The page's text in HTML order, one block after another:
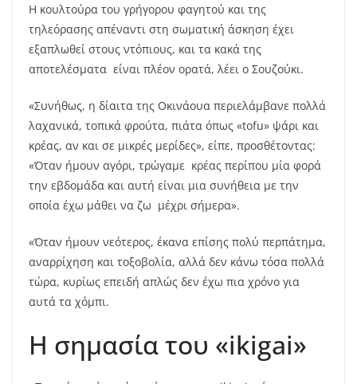
Η κουλτούρα του γρήγορου φαγητού και της
τηλεόρασης απέναντι στη σωματική άσκηση έχει
εξαπλωθεί στους ντόπιους, και τα κακά της
αποτελέσματα είναι πλέον ορατά, λέει ο Σουζούκι.
«Συνήθως, η δίαιτα της Οκινάουα περιελάμβανε πολλά
λαχανικά, τοπικά φρούτα, πιάτα όπως «tofu» ψάρι και
κρέας, αν και σε μικρές μερίδες», είπε, προσθέτοντας:
«Όταν ήμουν αγόρι, τρώγαμε κρέας περίπου μία φορά
την εβδομάδα και αυτή είναι μια συνήθεια με την
οποία έχω μάθει να ζω μέχρι σήμερα».
«Όταν ήμουν νεότερος, έκανα επίσης πολύ περπάτημα,
αναρρίχηση και τοξοβολία, αλλά δεν κάνω τόσα πολλά
τώρα, κυρίως επειδή απλώς δεν έχω πια χρόνο για
αυτά τα χόμπι.
Η σημασία του «ikigai»